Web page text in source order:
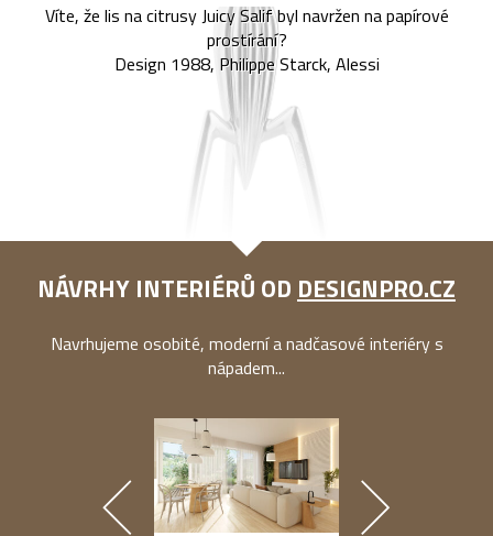
Víte, že lis na citrusy Juicy Salif byl navržen na papírové
prostírání?
Design 1988, Philippe Starck, Alessi
NÁVRHY INTERIÉRŮ OD DESIGNPRO.CZ
Navrhujeme osobité, moderní a nadčasové interiéry s
nápadem...